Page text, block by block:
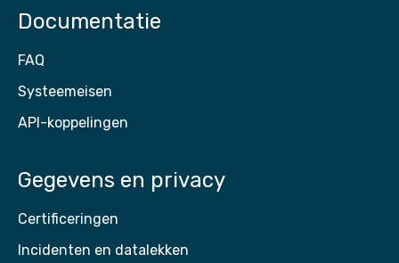
Documentatie
FAQ
Systeemeisen
API-koppelingen
Gegevens en privacy
Certificeringen
Incidenten en datalekken